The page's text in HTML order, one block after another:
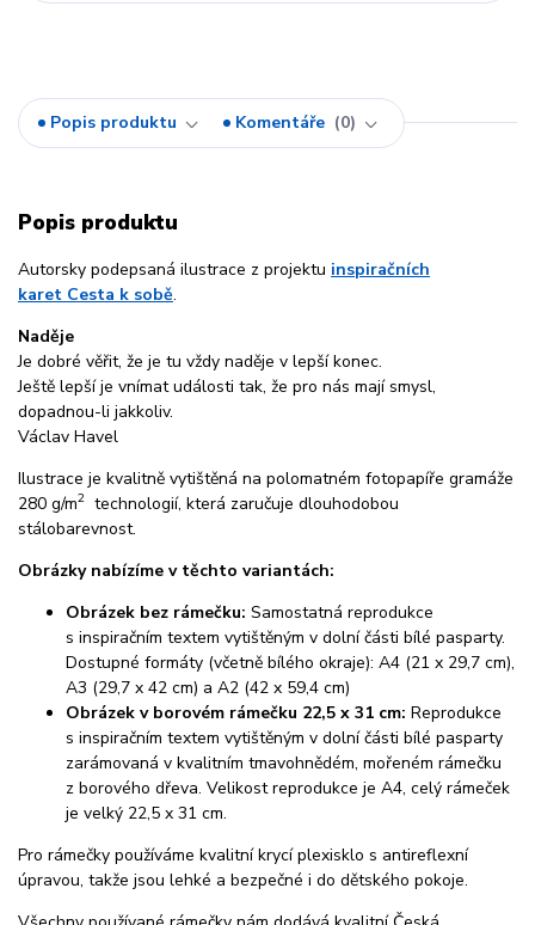
Popis produktu Komentáře 0
Popis produktu
Autorsky podepsaná ilustrace z projektu inspiračních
karet Cesta k sobě.
Naděje
Je dobré věřit, že je tu vždy naděje v lepší konec.
Ještě lepší je vnímat události tak, že pro nás mají smysl,
dopadnou-li jakkoliv.
Václav Havel
Ilustrace je kvalitně vytištěná na polomatném fotopapíře gramáže
280 g/m2 technologií, která zaručuje dlouhodobou
stálobarevnost.
Obrázky nabízíme v těchto variantách:
Obrázek bez rámečku: Samostatná reprodukce
s inspiračním textem vytištěným v dolní části bílé pasparty.
Dostupné formáty (včetně bílého okraje): A4 (21 x 29,7 cm),
A3 (29,7 x 42 cm) a A2 (42 x 59,4 cm)
Obrázek v borovém rámečku 22,5 x 31 cm: Reprodukce
s inspiračním textem vytištěným v dolní části bílé pasparty
zarámovaná v kvalitním tmavohnědém, mořeném rámečku
z borového dřeva. Velikost reprodukce je A4, celý rámeček
je velký 22,5 x 31 cm.
Pro rámečky používáme kvalitní krycí plexisklo s antireflexní
úpravou, takže jsou lehké a bezpečné i do dětského pokoje.